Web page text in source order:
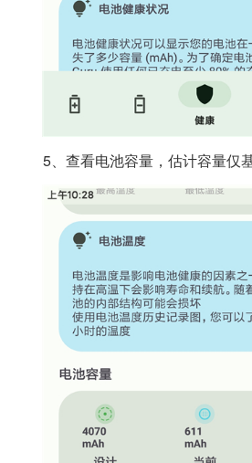
5、查看电池容量，估计容量仅